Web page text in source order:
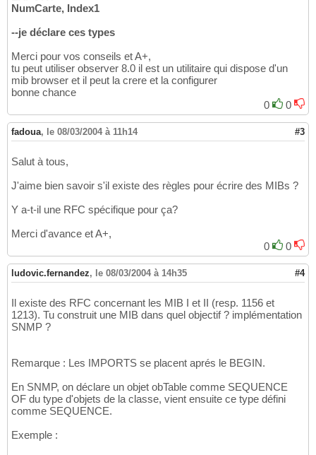
NumCarte, Index1
--je déclare ces types
Merci pour vos conseils et A+,
tu peut utiliser observer 8.0 il est un utilitaire qui dispose d'un
mib browser et il peut la crere et la configurer
bonne chance
0
0
fadoua, le 08/03/2004 à 11h14 #3
Salut à tous,
J'aime bien savoir s'il existe des règles pour écrire des MIBs ?
Y a-t-il une RFC spécifique pour ça?
Merci d'avance et A+,
0
0
ludovic.fernandez, le 08/03/2004 à 14h35 #4
Il existe des RFC concernant les MIB I et II (resp. 1156 et
1213). Tu construit une MIB dans quel objectif ? implémentation
SNMP ?
Remarque : Les IMPORTS se placent aprés le BEGIN.
En SNMP, on déclare un objet obTable comme SEQUENCE
OF du type d'objets de la classe, vient ensuite ce type défini
comme SEQUENCE.
Exemple :